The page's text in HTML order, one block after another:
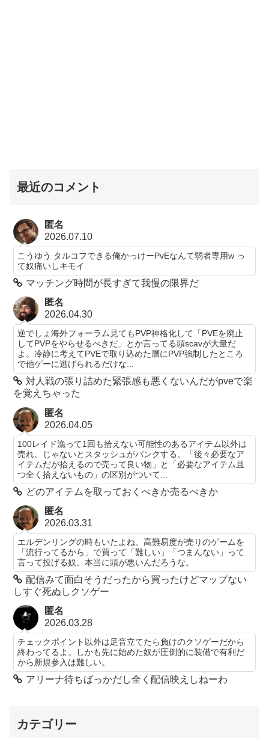
最近のコメント
匿名
2026.07.10
こうゆう タルコフできる俺かっけーPvEなんて弱者専用w っ
て奴痛いしキモイ
マッチング時間が長すぎて我慢の限界だ
匿名
2026.04.30
逆でしょ海外フォーラム見てもPVP神格化して「PVEを廃止
してPVPをやらせるべきだ」とか言ってる頭scavが大量だ
よ。冷静に考えてPVEで取り込めた層にPVP強制したところ
で他ゲーに逃げられるだけな...
対人戦の張り詰めた緊張感も悪くないんだがpveで楽
を覚えちゃった
匿名
2026.04.05
100レイド漁って1回も拾えない可能性のあるアイテム以外は
売れ。じゃないとスタッシュがパンクする。「後々必要なア
イテムだが拾えるので売って良い物」と「必要なアイテム且
つ全く拾えないもの」の区別がついて...
どのアイテムを取っておくべきか売るべきか
匿名
2026.03.31
エルデンリングの時もいたよね。高難易度が売りのゲームを
「流行ってるから」で買って「難しい」「つまんない」って
言って投げる奴。本当に頭が悪いんだろうな。
配信みて面白そうだったから買ったけどマップない
しすぐ死ぬしクソゲー
匿名
2026.03.28
チェックポイント以外は足音立てたら負けのクソゲーだから
終わってるよ。しかも先に始めた奴が圧倒的に装備で有利だ
から新規参入は難しい。
アリーナ待ちばっかだし全く配信映えしねーわ
カテゴリー